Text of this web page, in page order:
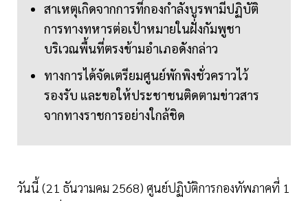
สาเหตุเกิดจากการที่กองกำลังบูรพามีปฏิบัติ
การทางทหารต่อเป้าหมายในฝั่งกัมพูชา
บริเวณพื้นที่ตรงข้ามอำเภอดังกล่าว
ทางการได้จัดเตรียมศูนย์พักพิงชั่วคราวไว้
รองรับ และขอให้ประชาชนติดตามข่าวสาร
จากทางราชการอย่างใกล้ชิด
วันนี้ (21 ธันวามคม 2568) ศูนย์ปฏิบัติการกองทัพภาคที่ 1